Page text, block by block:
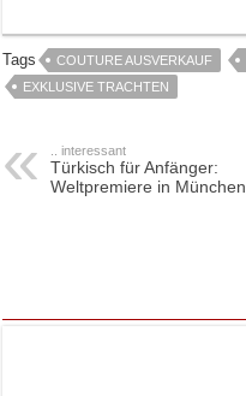
Tags COUTURE AUSVERKAUF
EXKLUSIVE TRACHTEN
.. interessant
Türkisch für Anfänger:
Weltpremiere in München